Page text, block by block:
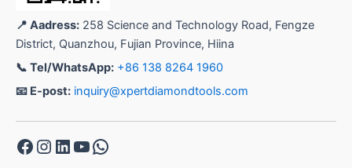
📍 Aadress: 258 Science and Technology Road, Fengze
District, Quanzhou, Fujian Province, Hiina
📞 Tel/WhatsApp: +86 138 8264 1960
📧 E-post: inquiry@xpertdiamondtools.com
Facebook
Instagram
LinkedIn
YouTube
WhatsApp